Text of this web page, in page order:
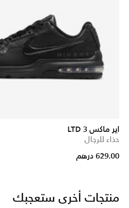
اير ماكس LTD 3
حذاء للرجال
629.00 درهم
منتجات أخرى ستعجبك